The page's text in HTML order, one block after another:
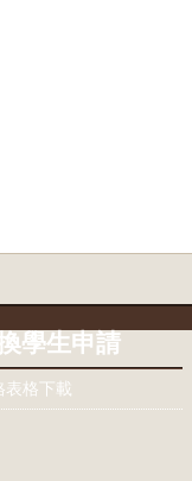
學生申請
表格下載